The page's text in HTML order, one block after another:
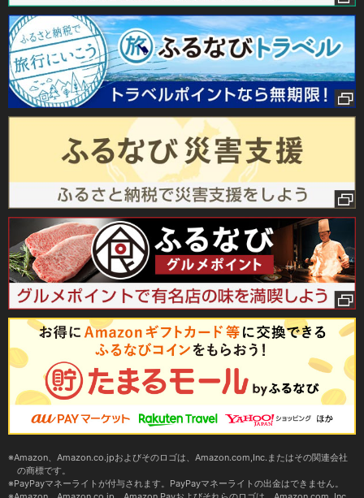
Amazon、Amazon.co.jpおよびそのロゴは、Amazon.com,Inc.またはその関連会社
の商標です。
PayPayマネーライトが付与されます。PayPayマネーライトの出金はできません。